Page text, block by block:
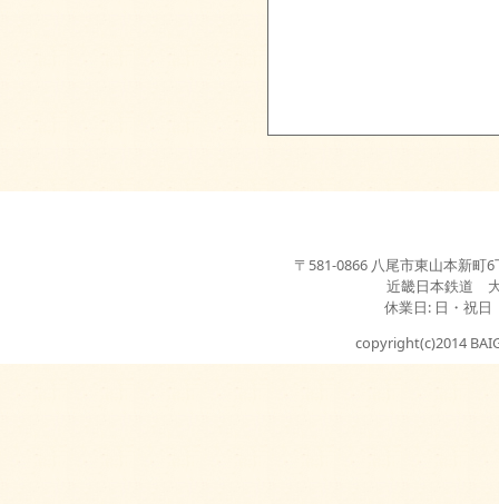
〒581-0866 八尾市東山本新町
近畿日本鉄道
休業日: 日・祝
copyright(c)2014